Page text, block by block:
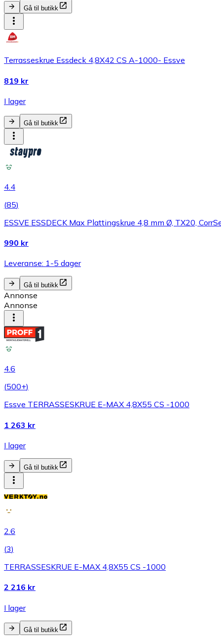
Gå til butikk
Terrasseskrue Essdeck 4,8X42 CS A-1000- Essve
819 kr
I lager
Gå til butikk
4.4
(85)
ESSVE ESSDECK Max Plattingskrue 4,8 mm Ø, TX20,
990 kr
Leveranse: 1-5 dager
Gå til butikk
Annonse
Annonse
4.6
(500+)
Essve TERRASSESKRUE E-MAX 4,8X55 CS -1000
1 263 kr
I lager
Gå til butikk
2.6
(3)
TERRASSESKRUE E-MAX 4,8X55 CS -1000
2 216 kr
I lager
Gå til butikk